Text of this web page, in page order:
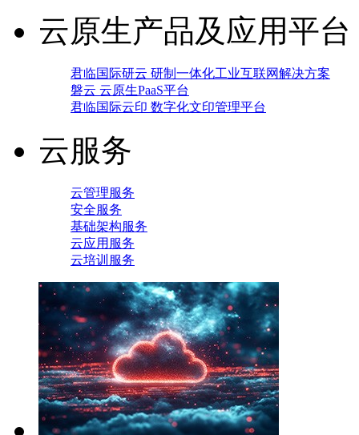
云原生产品及应用平台
君临国际研云 研制一体化工业互联网解决方案
磐云 云原生PaaS平台
君临国际云印 数字化文印管理平台
云服务
云管理服务
安全服务
基础架构服务
云应用服务
云培训服务